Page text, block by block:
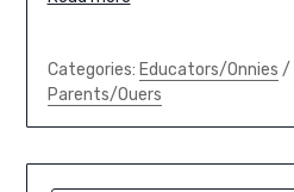
Categories: Educators/Onnies /
Parents/Ouers